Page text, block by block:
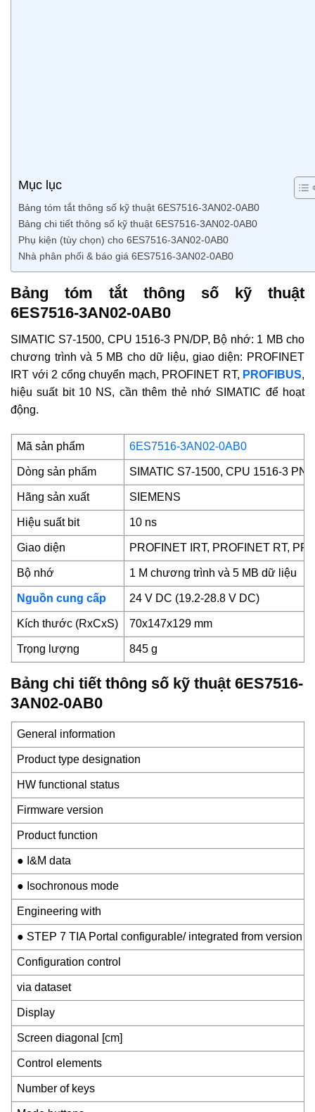
Mục lục
Bảng tóm tắt thông số kỹ thuật 6ES7516-3AN02-0AB0
Bảng chi tiết thông số kỹ thuật 6ES7516-3AN02-0AB0
Phụ kiện (tùy chọn) cho 6ES7516-3AN02-0AB0
Nhà phân phối & báo giá 6ES7516-3AN02-0AB0
Bảng tóm tắt thông số kỹ thuật
6ES7516-3AN02-0AB0
SIMATIC S7-1500, CPU 1516-3 PN/DP, Bộ nhớ: 1 MB cho
chương trình và 5 MB cho dữ liệu, giao diện: PROFINET
IRT với 2 cổng chuyển mạch, PROFINET RT, PROFIBUS,
hiệu suất bit 10 NS, cần thêm thẻ nhớ SIMATIC để hoạt
động.
Mã sản phẩm 6ES7516-3AN02-0AB0
Dòng sản phẩm SIMATIC S7-1500, CPU 1516-3 PN/
Hãng sản xuất SIEMENS
Hiệu suất bit 10 ns
Giao diện PROFINET IRT, PROFINET RT,
Bộ nhớ 1 M chương trình và 5 MB dữ liệu
Nguồn cung cấp 24 V DC (19.2-28.8 V DC)
Kích thước (RxCxS) 70x147x129 mm
Trọng lượng 845 g
Bảng chi tiết thông số kỹ thuật 6ES7516-
3AN02-0AB0
General information
Product type designation
HW functional status
Firmware version
Product function
● I&M data
● Isochronous mode
Engineering with
● STEP 7 TIA Portal configurable/ integrated from version
Configuration control
via dataset
Display
Screen diagonal [cm]
Control elements
Number of keys